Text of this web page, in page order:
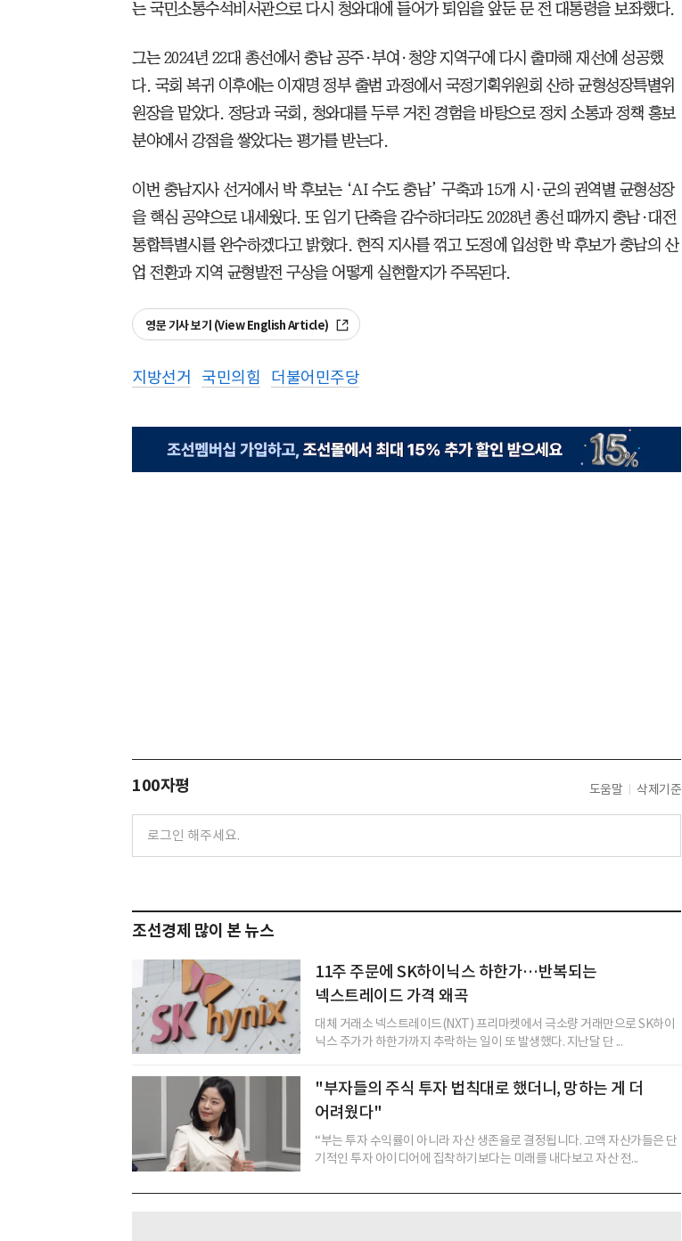
는 국민소통수석비서관으로 다시 청와대에 들어가 퇴임을 앞둔 문 전 대통령을 보좌했다.
그는 2024년 22대 총선에서 충남 공주·부여·청양 지역구에 다시 출마해 재선에 성공했
다. 국회 복귀 이후에는 이재명 정부 출범 과정에서 국정기획위원회 산하 균형성장특별위
원장을 맡았다. 정당과 국회, 청와대를 두루 거친 경험을 바탕으로 정치 소통과 정책 홍보
분야에서 강점을 쌓았다는 평가를 받는다.
이번 충남지사 선거에서 박 후보는 ‘AI 수도 충남’ 구축과 15개 시·군의 권역별 균형성장
을 핵심 공약으로 내세웠다. 또 임기 단축을 감수하더라도 2028년 총선 때까지 충남·대전
통합특별시를 완수하겠다고 밝혔다. 현직 지사를 꺾고 도정에 입성한 박 후보가 충남의 산
업 전환과 지역 균형발전 구상을 어떻게 실현할지가 주목된다.
영문 기사 보기 (View English Article)
지방선거 국민의힘 더불어민주당
100자평 도움말 삭제기준
조선경제 많이 본 뉴스
11주 주문에 SK하이닉스 하한가…반복되는
넥스트레이드 가격 왜곡
대체 거래소 넥스트레이드(NXT) 프리마켓에서 극소량 거래만으로 SK하이
닉스 주가가 하한가까지 추락하는 일이 또 발생했다. 지난달 단 ...
"부자들의 주식 투자 법칙대로 했더니, 망하는 게 더
어려웠다"
“부는 투자 수익률이 아니라 자산 생존율로 결정됩니다. 고액 자산가들은 단
기적인 투자 아이디어에 집착하기보다는 미래를 내다보고 자산 전...